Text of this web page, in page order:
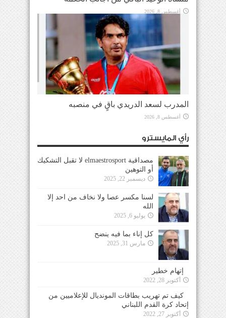
أغسطس 8, 2026
المدرب لسعد الدريدي باقٍ في منصبه
أغسطس 8, 2026
رأي المايسترو
مصداقية elmaestrosport لا تقبل التشكيك
أو التوهين
ديسمبر 22, 2025
لسنا مكسر عصا ولا نخاف من احد إلا
الله
يوليو 6, 2025
كل إناء بما فيه ينضح
مارس 31, 2025
إتهام خطير
أكتوبر 28, 2022
كيف تم تهريب بطاقات المونديال للإعلاميين من
إتحاد كرة القدم اللبناني
أكتوبر 27, 2022